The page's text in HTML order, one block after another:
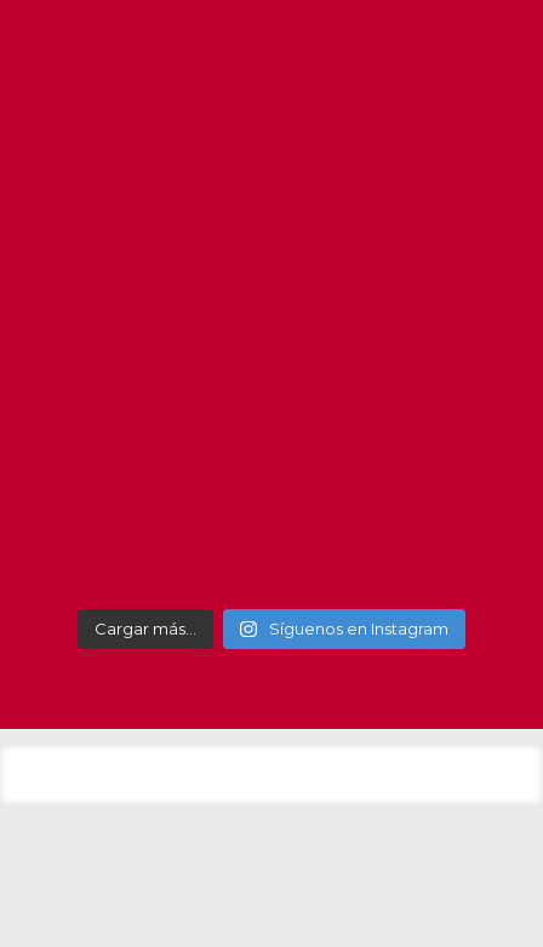
Cargar más… Síguenos en Instagram